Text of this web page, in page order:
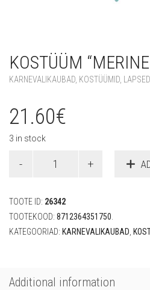
KOSTÜÜM
KARNEVALIKAUBAD KOSTÜÜMID LAPSED
21.60€
3 in stock
"Merineitsi"
quantity
TOOTE ID: 26342
TOOTEKOOD: 8712364351750
KATEGOORIAD: KARNEVALIKAUBAD
Additional information